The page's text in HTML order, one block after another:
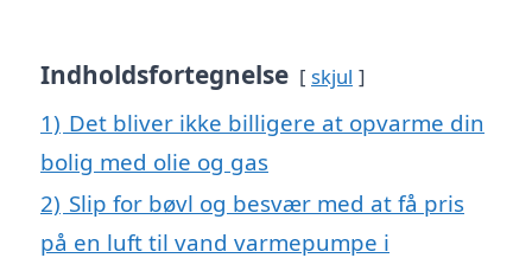
Indholdsfortegnelse skjul
1) Det bliver ikke billigere at opvarme din
bolig med olie og gas
2) Slip for bøvl og besvær med at få pris
på en luft til vand varmepumpe i